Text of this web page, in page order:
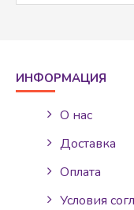
ИНФОРМАЦИЯ
О нас
Доставка
Оплата
Условия